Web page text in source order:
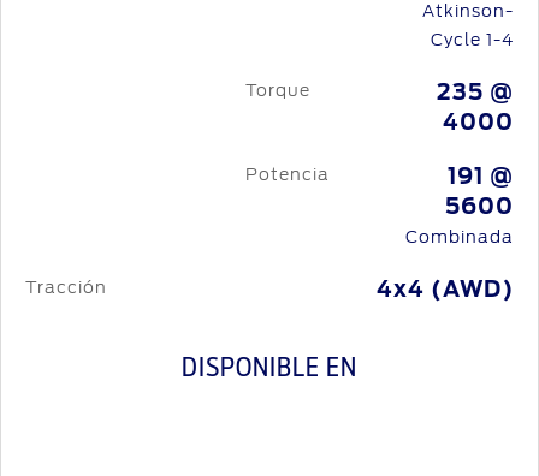
Atkinson-
Cycle 1-4
Torque
235 @
4000
Potencia
191 @
5600
Combinada
Tracción 4x4 (AWD)
DISPONIBLE EN